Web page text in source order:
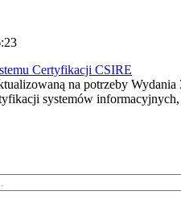
Certyfikacji CSIRE
na potrzeby
systemów